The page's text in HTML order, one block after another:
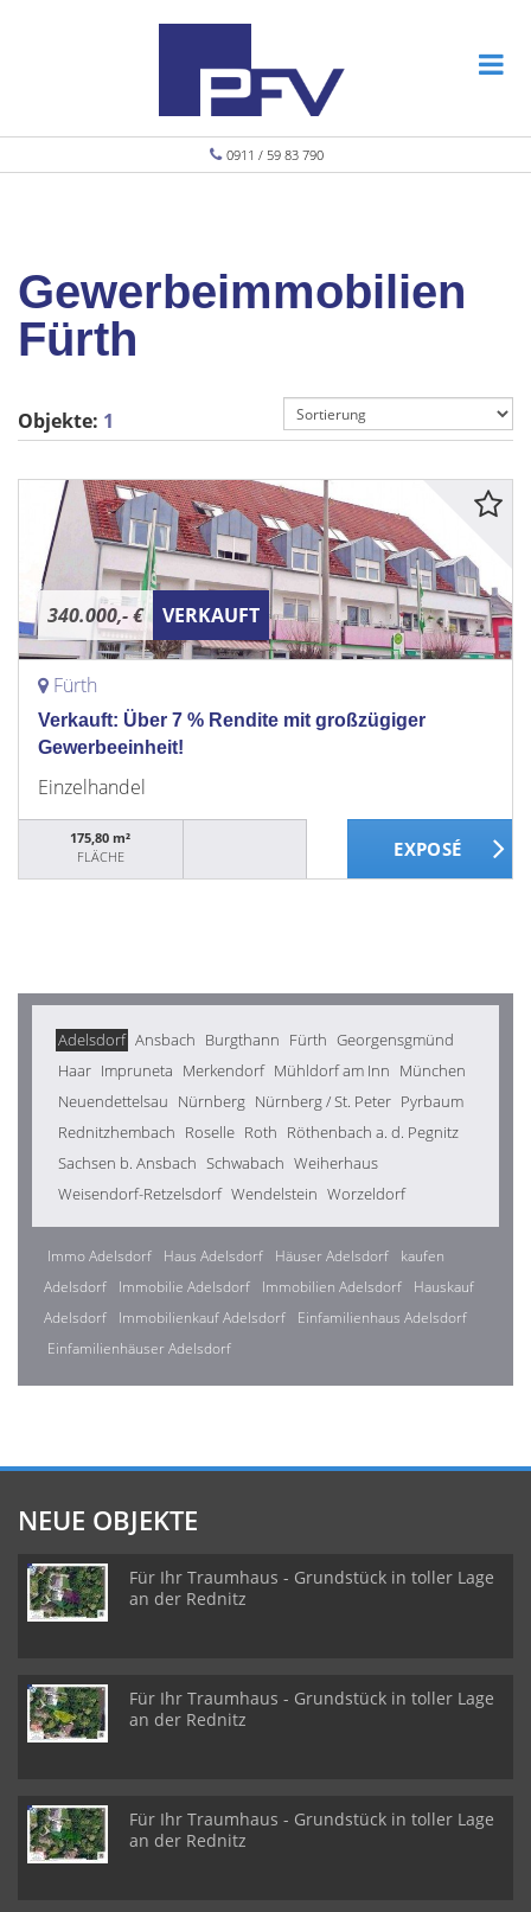
0911 / 59 83 790
Gewerbeimmobilien
Fürth
Objekte: 1
340.000,- € VERKAUFT
Fürth
Verkauft: Über 7 % Rendite mit großzügiger
Gewerbeeinheit!
Einzelhandel
175,80 m²
FLÄCHE
Adelsdorf Ansbach Burgthann Fürth Georgensgmünd
Haar Impruneta Merkendorf Mühldorf am Inn München
Neuendettelsau Nürnberg Nürnberg / St. Peter Pyrbaum
Rednitzhembach Roselle Roth Röthenbach a. d. Pegnitz
Sachsen b. Ansbach Schwabach Weiherhaus
Weisendorf-Retzelsdorf Wendelstein Worzeldorf
Immo Adelsdorf Haus Adelsdorf Häuser Adelsdorf
kaufen
Adelsdorf
Immobilie Adelsdorf Immobilien Adelsdorf
Hauskauf
Adelsdorf
Immobilienkauf Adelsdorf
Einfamilienhaus Adelsdorf
Einfamilienhäuser Adelsdorf
NEUE OBJEKTE
Für Ihr Traumhaus - Grundstück in toller Lage
an der Rednitz
Für Ihr Traumhaus - Grundstück in toller Lage
an der Rednitz
Für Ihr Traumhaus - Grundstück in toller Lage
an der Rednitz